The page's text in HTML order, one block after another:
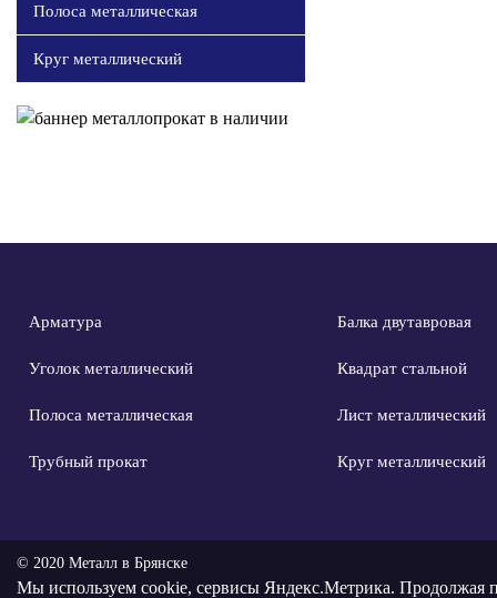
Полоса металлическая
Круг металлический
Арматура Балка двутавровая
Уголок металлический Квадрат стальной
Полоса металлическая Лист металлический
Трубный прокат Круг металлический
© 2020 Металл в Брянске
Мы используем cookie, сервисы Яндекс.Метрика. Продолжая